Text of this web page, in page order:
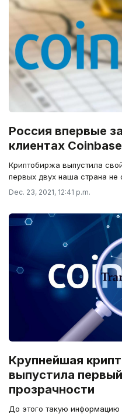
Россия впервые
клиентах Coinbase
Криптобиржа выпустила
первых двух наша страна не
Dec. 23, 2021, 12:41 p.m.
Крупнейшая
выпустила
прозрачности
До этого такую информацию